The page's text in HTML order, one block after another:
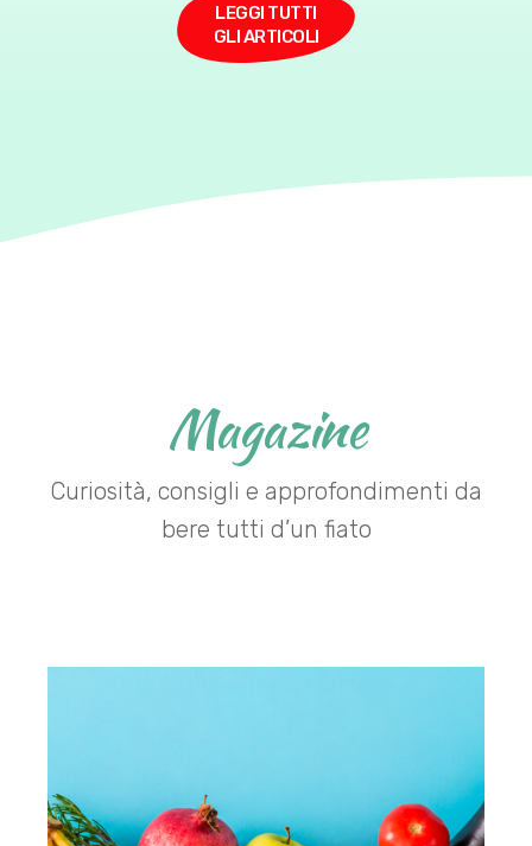
LEGGI TUTTI
GLI ARTICOLI
Magazine
Curiosità, consigli e approfondimenti da
bere tutti d’un fiato